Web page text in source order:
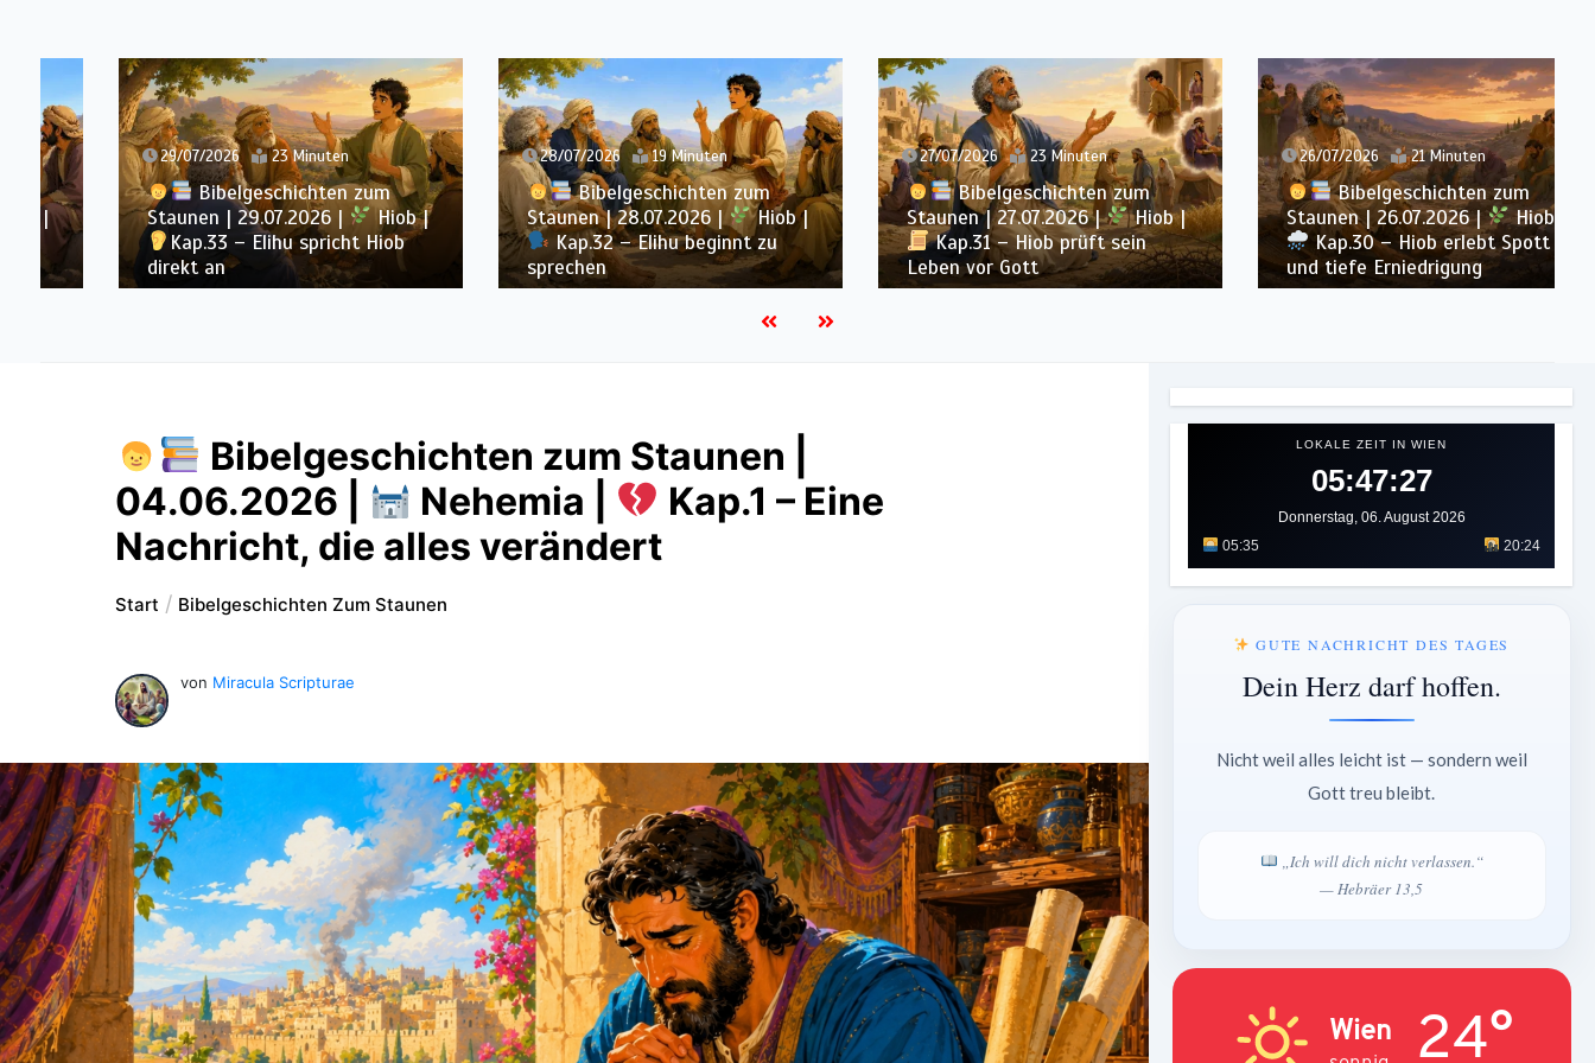
29/07/2026 23 Minuten
Bibelgeschichten zum
Staunen | 29.07.2026 |
Hiob |
Kap.33 – Elihu spricht Hiob
direkt an
28/07/2026 19 Minuten
Bibelgeschichten zum
Staunen | 28.07.2026 |
Hiob |
Kap.32 – Elihu beginnt zu
sprechen
27/07/2026 23 Minuten
Bibelgeschichten zum
Staunen | 27.07.2026 |
Hiob |
Kap.31 – Hiob prüft sein
Leben vor Gott
26/07/2026 21 Minuten
Bibelgeschichten zum
Staunen | 26.07.2026 |
Hiob |
Kap.30 – Hiob erlebt Spott
und tiefe Erniedrigung
Bibelgeschichten zum Staunen |
04.06.2026 |
Nehemia |
Kap.1 – Eine
Nachricht, die alles verändert
Start Bibelgeschichten Zum Staunen
von Miracula Scripturae
LOKALE ZEIT IN WIEN
05:47:29
Donnerstag, 06. August 2026
05:35
20:24
GUTE NACHRICHT DES TAGES
Dein Herz darf hoffen.
Nicht weil alles leicht ist — sondern weil
Gott treu bleibt.
„Ich will dich nicht verlassen.“
— Hebräer 13,5
Wien 24°